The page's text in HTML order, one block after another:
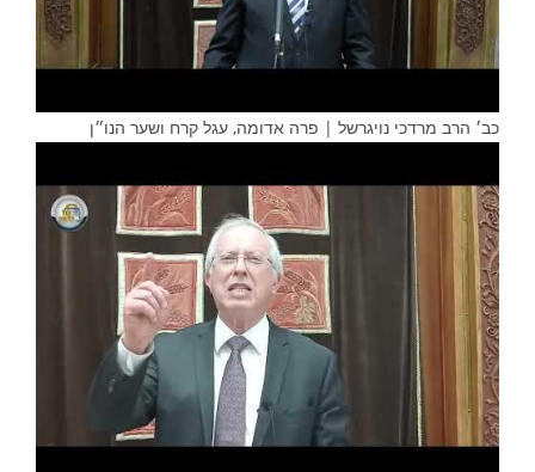
כב׳ הרב מרדכי נויגרשל | פרה אדומה, עגל קרח ושער הנו״ן